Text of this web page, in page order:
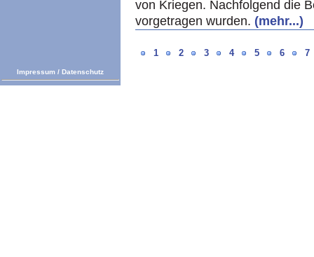
von Kriegen. Nachfolgend die
vorgetragen wurden. (mehr...)
1 2 3 4 5 6 7
Impressum / Datenschutz